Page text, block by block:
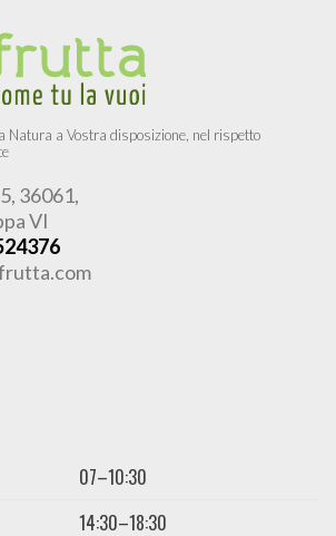
Natura a Vostra disposizione, nel rispetto
36061,
VI
07–10:30
14:30–18:30